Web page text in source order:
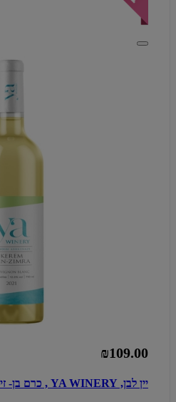
₪109.00
יין לבן, YA WINERY , כרם בן- זימרה